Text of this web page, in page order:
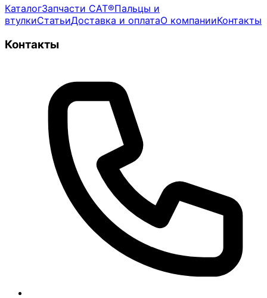
КаталогЗапчасти CAT®Пальцы и
втулкиСтатьиДоставка и оплатаО компанииКонтакты
Контакты